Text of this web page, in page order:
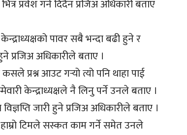
प्रवेश गर्न दिदैन प्रजिअ अधिकारी बताए
पावर सबै भन्दा बढी हुने र
प्रजिअ अधिकारीले बताए ।
प्रश्न आउट गर्‍यो त्यो पनि थाहा पाई
केन्द्राध्यक्षले नै लिनु पर्ने उनले बताए ।
जारी हुने प्रजिअ अधिकारीले बताए ।
हाम्रो टिमले सस्कत काम गर्ने समेत उनले